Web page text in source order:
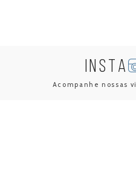
INSTA
Acompanhe nossas